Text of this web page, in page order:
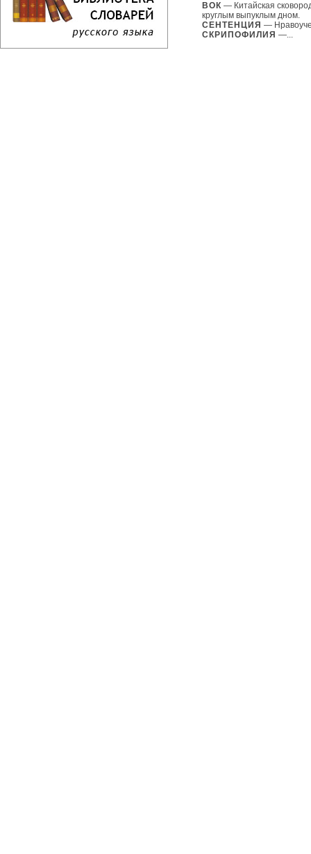
ВОК — Китайская
круглым выпуклым дном.
СЕНТЕНЦИЯ —
СКРИПОФИЛИЯ —...